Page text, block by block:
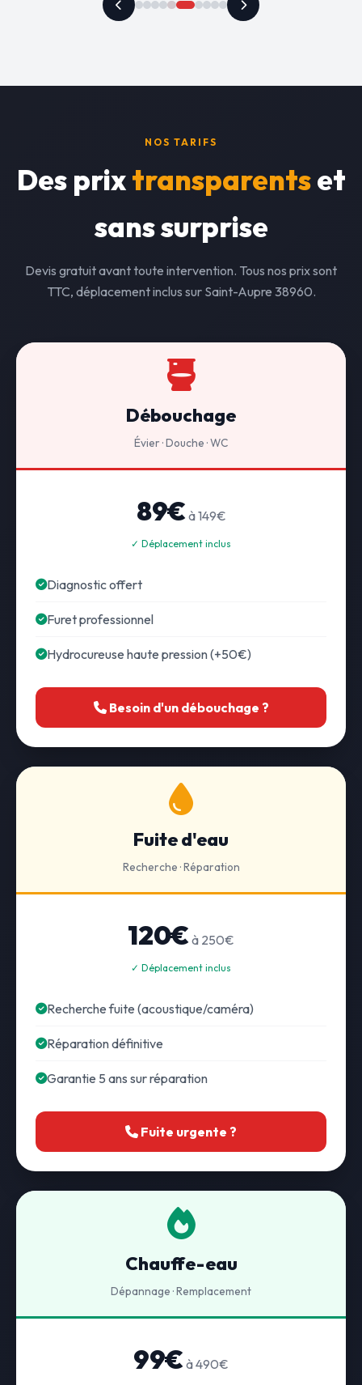
NOS TARIFS
Des prixtransparentset
sans surprise
Devis gratuit avant toute intervention. Tous nos prix sont
TTC, déplacement inclus sur Saint-Aupre 38960.
Débouchage
Évier · Douche · WC
89€ à 149€
✓ Déplacement inclus
Diagnostic offert
Furet professionnel
Hydrocureuse haute pression (+50€)
Besoin d'un débouchage ?
Fuite d'eau
Recherche · Réparation
120€ à 250€
✓ Déplacement inclus
Recherche fuite (acoustique/caméra)
Réparation définitive
Garantie 5 ans sur réparation
Fuite urgente ?
Chauffe-eau
Dépannage · Remplacement
99€ à 490€